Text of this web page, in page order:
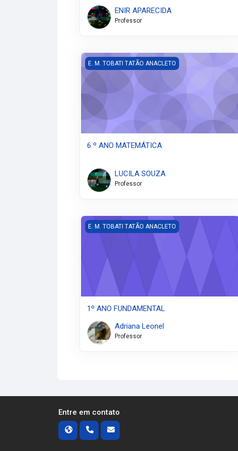
ENIR APARECIDA
Professor
6 º ANO MATEMÁTICA
E. M. TOBATI TATÃO ANACLETO
6 º ANO MATEMÁTICA
LUCILA SOUZA
Professor
1º ANO FUNDAMENTAL
E. M. TOBATI TATÃO ANACLETO
1º ANO FUNDAMENTAL
Adriana Leonel
Professor
Entre em contato